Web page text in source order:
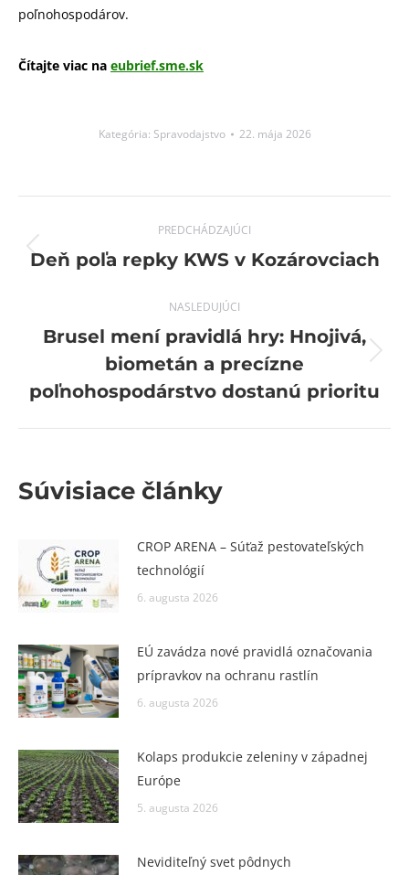
poľnohospodárov.
Čítajte viac na eubrief.sme.sk
Kategória: Spravodajstvo 22. mája 2026
navigation
PREDCHÁDZAJÚCI
Previous
Deň poľa repky KWS v Kozárovciach
NASLEDUJÚCI
Next
post:
Brusel mení pravidlá hry: Hnojivá,
biometán a precízne
poľnohospodárstvo dostanú prioritu
Súvisiace články
CROP ARENA – Súťaž pestovateľských
technológií
6. augusta 2026
EÚ zavádza nové pravidlá označovania
prípravkov na ochranu rastlín
6. augusta 2026
Kolaps produkcie zeleniny v západnej
Európe
5. augusta 2026
Neviditeľný svet pôdnych